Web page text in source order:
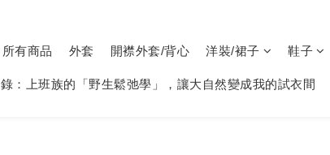
所有商品 外套 開襟外套/背心 洋裝/裙子 鞋子
：上班族的「野生鬆弛學」，讓大自然變成我的試衣間